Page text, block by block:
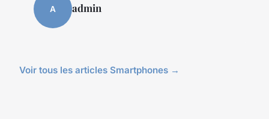
A admin
Voir tous les articles Smartphones →